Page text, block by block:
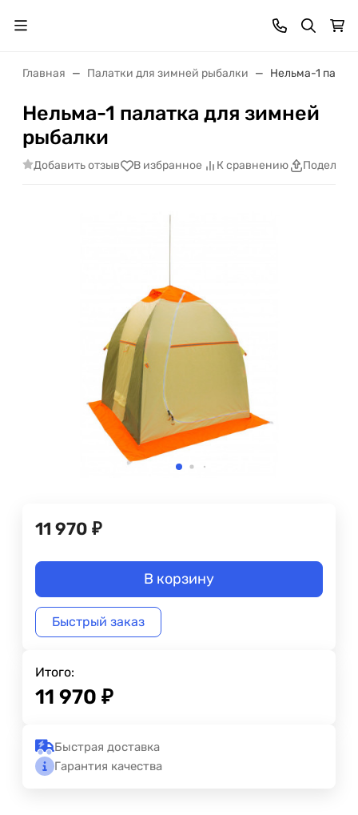
Главная Палатки для зимней рыбалки Нельма-1
Нельма-1 палатка для зимней
рыбалки
Добавить отзыв В избранное К сравнению
11 970 ₽
В корзину
Быстрый заказ
Итого:
11 970 ₽
Быстрая доставка
Гарантия качества